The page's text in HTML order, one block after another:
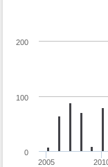
2005
0
100
200